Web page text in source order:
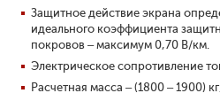
Защитное действие экрана
идеального коэффициента
покровов – максимум 0,70 В/км.
Электрическое сопротивление
Расчетная масса – (1800 – 1900)